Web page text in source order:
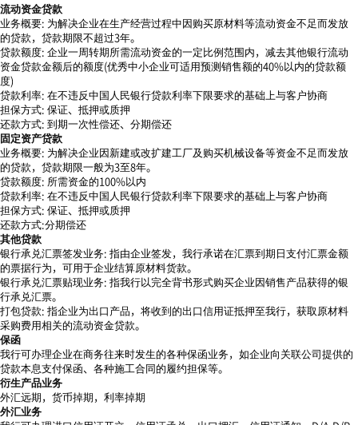
流动资金贷款
业务概要: 为解决企业在生产经营过程中因购买原材料等流动资金不足而发放
的贷款，贷款期限不超过3年。
贷款额度: 企业一周转期所需流动资金的一定比例范围内，减去其他银行流动
资金贷款金额后的额度(优秀中小企业可适用预测销售额的40%以内的贷款额
度)
贷款利率: 在不违反中国人民银行贷款利率下限要求的基础上与客户协商
担保方式: 保证、抵押或质押
还款方式: 到期一次性偿还、分期偿还
固定资产贷款
业务概要: 为解决企业因新建或改扩建工厂及购买机械设备等资金不足而发放
的贷款，贷款期限一般为3至8年。
贷款额度: 所需资金的100%以内
贷款利率: 在不违反中国人民银行贷款利率下限要求的基础上与客户协商
担保方式: 保证、抵押或质押
还款方式:分期偿还
其他贷款
银行承兑汇票签发业务: 指由企业签发，我行承诺在汇票到期日支付汇票金额
的票据行为，可用于企业结算原材料货款。
银行承兑汇票贴现业务: 指我行以完全背书形式购买企业因销售产品获得的银
行承兑汇票。
打包贷款: 指企业为出口产品，将收到的出口信用证抵押至我行，获取原材料
采购费用相关的流动资金贷款。
保函
我行可办理企业在商务往来时发生的各种保函业务，如企业向关联公司提供的
贷款本息支付保函、各种施工合同的履约担保等。
衍生产品业务
外汇远期，货币掉期，利率掉期
外汇业务